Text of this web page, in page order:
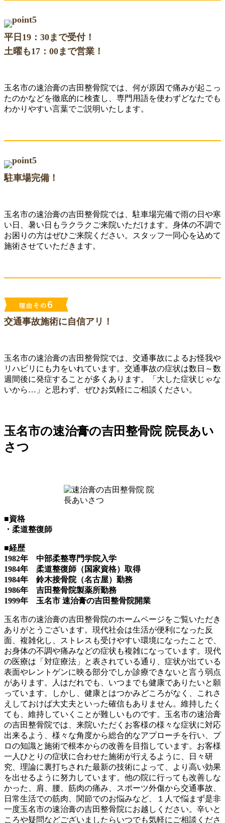
平日19：30まで受付！
土曜も17：00まで営業！
玉名市の速治膏の吉田整骨院では、何が原因で痛みが起こっ
たのかなどを徹底的に検査し、専門用語を使わずどなたでも
わかりやすい言葉でご説明いたします。
駐車場完備！
玉名市の速治膏の吉田整骨院では、駐車場完備で雨の日や寒
い日、暑い日もラクラクご来院いただけます。身体の不調で
お困りの方はぜひご来院ください。スタッフ一同心を込めて
施術させていただきます。
交通事故施術に自信アリ！
玉名市の速治膏の吉田整骨院では、交通事故によるお怪我や
リハビリにも力をいれています。交通事故の症状は数日～数
週間後に発症することが多くあります。「大した症状じゃな
いから…」と思わず、ぜひお気軽にご相談ください。
玉名市の速治膏の吉田整骨院 院長あい
さつ
■資格
・柔道整復師
■経歴
1982年 中部柔整専門学院入学
1984年 柔道整復師（国家資格）取得
1984年 鈴木接骨院（名古屋）勤務
1986年 吉田整骨院製薬所勤務
1999年 玉名市 速治膏の吉田整骨院開業
玉名市の速治膏の吉田整骨院のホームページをご覧いただき
ありがとうございます。現代社会は生活が便利になった反
面、複雑化し、ストレスも受けやすい環境になったことで、
お身体の不調や痛みなどの症状も複雑になっています。現代
の医療は「対症療法」と表されている通り、症状が出ている
表面やレントゲンに映る部分でしか診療できないと言う弱点
があります。人はだれでも、いつまでも健康でありたいと願
っています。しかし、健康とはつかみどころがなく、これさ
えしておけば大丈夫といった確信もありません。維持したく
ても、維持していくことが難しいものです。玉名市の速治膏
の吉田整骨院では、来院いただくお客様の様々な症状に対応
出来るよう、様々な角度から総合的なアプローチを行い、プ
ロの知識と施術で根本からの改善を目指しています。お客様
一人ひとりの症状に合わせた施術が行えるように、日々研
究、理論に裏打ちされた最新の技術によって、より高い効果
を出せるように努力しています。他の院に行っても改善しな
かった、肩、腰、筋肉の痛み、スポーツ外傷から交通事故、
日常生活での筋肉、関節でのお悩みなど、１人で悩まず是非
一度玉名市の速治膏の吉田整骨院にお越しください。辛いと
ころや疑問などございましたらいつでも気軽にご相談くださ